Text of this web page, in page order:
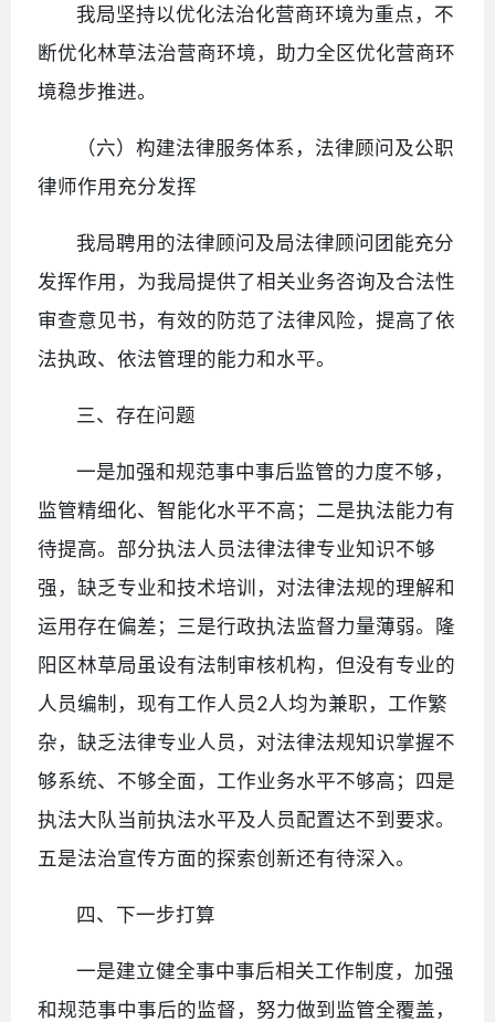
我局坚持以优化法治化营商环境为重点，不
断优化林草法治营商环境，助力全区优化营商环
境稳步推进。
（六）构建法律服务体系，法律顾问及公职
律师作用充分发挥
我局聘用的法律顾问及局法律顾问团能充分
发挥作用，为我局提供了相关业务咨询及合法性
审查意见书，有效的防范了法律风险，提高了依
法执政、依法管理的能力和水平。
三、存在问题
一是加强和规范事中事后监管的力度不够，
监管精细化、智能化水平不高；二是执法能力有
待提高。部分执法人员法律法律专业知识不够
强，缺乏专业和技术培训，对法律法规的理解和
运用存在偏差；三是行政执法监督力量薄弱。隆
阳区林草局虽设有法制审核机构，但没有专业的
人员编制，现有工作人员2人均为兼职，工作繁
杂，缺乏法律专业人员，对法律法规知识掌握不
够系统、不够全面，工作业务水平不够高；四是
执法大队当前执法水平及人员配置达不到要求。
五是法治宣传方面的探索创新还有待深入。
四、下一步打算
一是建立健全事中事后相关工作制度，加强
和规范事中事后的监督，努力做到监管全覆盖，